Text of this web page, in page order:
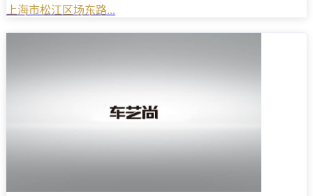
上海市松江区场东路...